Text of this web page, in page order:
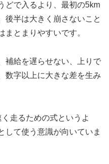
どで入るより、最初の5km
後半は大きく崩さないこと
まとまりやすいです。
補給を遅らせない、上りで
数字以上に大きな差を生み
走るための式というよ
して使う意識が向いていま